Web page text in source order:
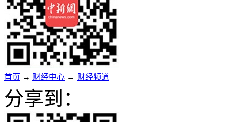
首页 → 财经中心 → 财经频道
分享到：